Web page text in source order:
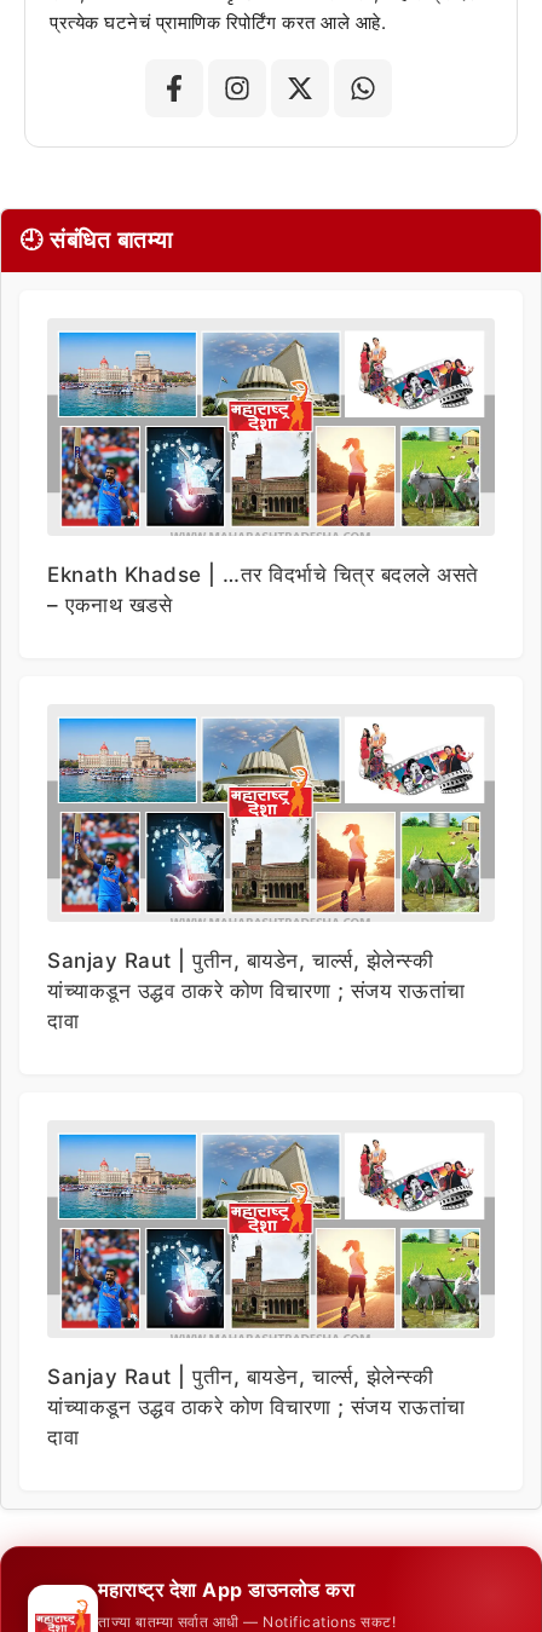
प्रत्येक घटनेचं प्रामाणिक रिपोर्टिंग करत आले आहे.
🕘 संबंधित बातम्या
Eknath Khadse | …तर विदर्भाचे चित्र बदलले असते
– एकनाथ खडसे
Sanjay Raut | पुतीन, बायडेन, चार्ल्स, झेलेन्स्की
यांच्याकडून उद्धव ठाकरे कोण विचारणा ; संजय राऊतांचा
दावा
Sanjay Raut | पुतीन, बायडेन, चार्ल्स, झेलेन्स्की
यांच्याकडून उद्धव ठाकरे कोण विचारणा ; संजय राऊतांचा
दावा
महाराष्ट्र देशा App डाउनलोड करा
ताज्या बातम्या सर्वात आधी — Notifications सकट!